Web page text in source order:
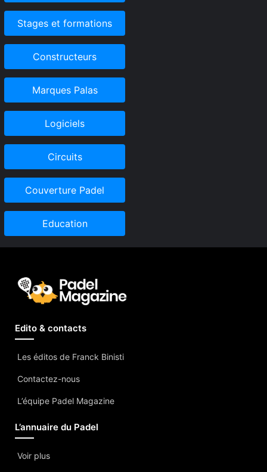
Stages et formations
Constructeurs
Marques Palas
Logiciels
Circuits
Couverture Padel
Education
Edito & contacts
Les éditos de Franck Binisti
Contactez-nous
L’équipe Padel Magazine
L’annuaire du Padel
Voir plus